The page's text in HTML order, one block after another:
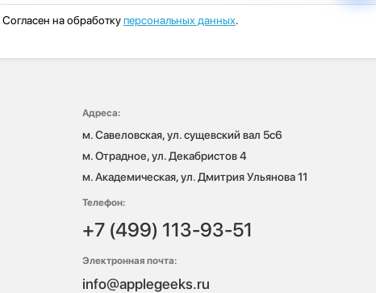
Согласен на обработкуперсональных данных.
Адреса:
м. Савеловская, ул. сущевский вал 5с6
м. Отрадное, ул. Декабристов 4
м. Академическая, ул. Дмитрия Ульянова 11
Телефон:
+7 (499) 113-93-51
Электронная почта:
info@applegeeks.ru